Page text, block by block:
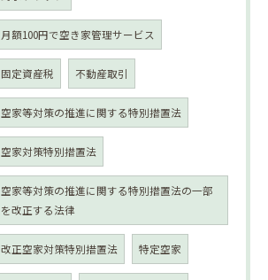
月額100円で空き家管理サービス
固定資産税 不動産取引
空家等対策の推進に関する特別措置法
空家対策特別措置法
空家等対策の推進に関する特別措置法の一部
を改正する法律
改正空家対策特別措置法 特定空家